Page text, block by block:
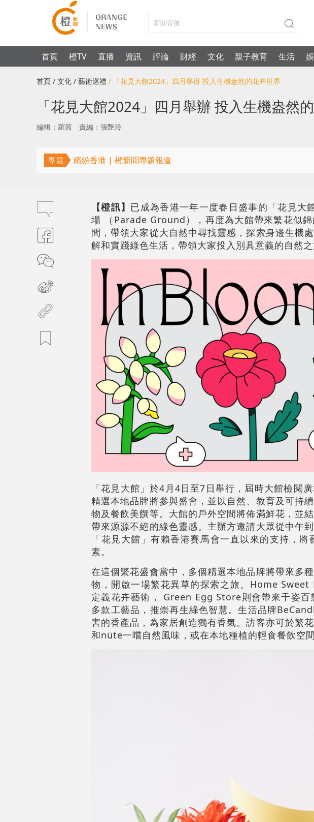
首頁 橙TV 直播 資訊 評論 財經 文化 親子教育 生活
首頁 / 文化 / 藝術巡禮 / 「花見大館2024」四月舉辦 投入生機盎然的花卉世界
「花見大館2024」四月舉辦 投入生機盎然
編輯：羅茜 責編：張艷玲
專題 繽紛香港 | 橙新聞專題報道
【橙訊】 已成為香港一年一度春日盛事的「花見大
場 （Parade Ground），再度為大館帶來繁花似
間，帶領大家從大自然中尋找靈感，探索身邊生機
解和實踐綠色生活，帶領大家投入別具意義的自然之
「花見大館」於4月4日至7日舉行，屆時大館檢閱
精選本地品牌將參與盛會，並以自然、教育及可持
物及餐飲美饌等。大館的戶外空間將佈滿鮮花，並
帶來源源不絕的綠色靈感。主辦方邀請大眾從中午
「花見大館」有賴香港賽馬會一直以來的支持，
素。
在這個繁花盛會當中，多個精選本地品牌將帶來多
物，開啟一場繁花異草的探索之旅。Home
定義花卉藝術， Green Egg Store則會帶來千姿
多款工藝品，推崇再生綠色智慧。生活品牌
害的香產品，為家居創造獨有香氣。訪客亦可於繁
和nüte一嚐自然風味，或在本地種植的輕食餐飲空